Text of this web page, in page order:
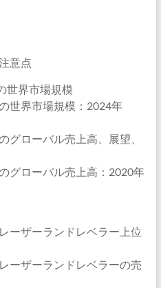
意点
世界市場規模
世界市場規模：2024年
グローバル売上高、展望、
グローバル売上高：2020年
ーザーランドレベラー上位
ーザーランドレベラーの売